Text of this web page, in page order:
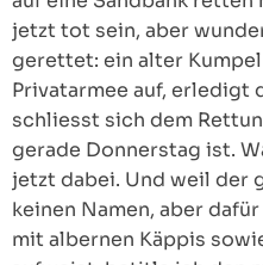
jetzt tot sein, aber
gerettet: ein alter
Privatarmee auf, erledigt
schliesst sich dem
gerade Donnerstag ist.
jetzt dabei. Und weil der
keinen Namen, aber
mit albernen Käppis